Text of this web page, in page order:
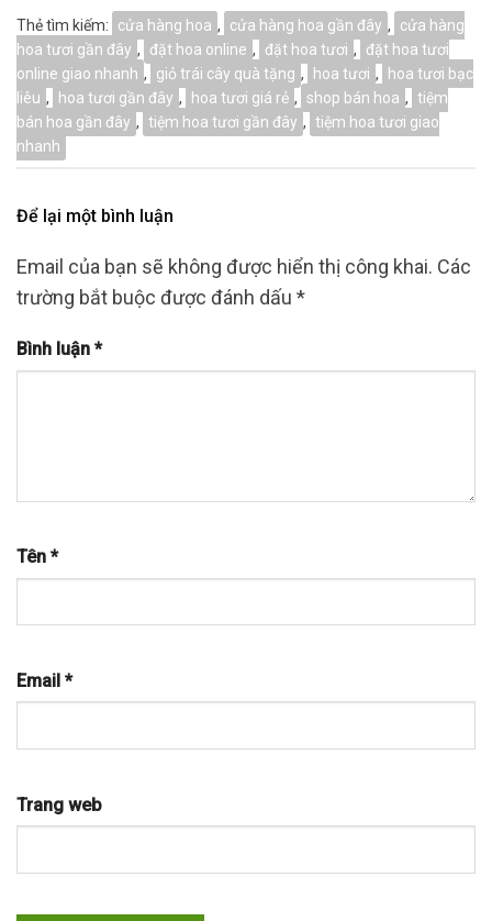
Thẻ tìm kiếm:
cửa hàng hoa , cửa hàng hoa gần đây ,
cửa hàng
hoa tươi gần đây , đặt hoa online , đặt hoa tươi ,
đặt hoa tươi
online giao nhanh , giỏ trái cây quà tặng , hoa tươi ,
hoa tươi bạc
liêu , hoa tươi gần đây , hoa tươi giá rẻ , shop bán hoa , tiệm
bán hoa gần đây , tiệm hoa tươi gần đây , tiệm hoa tươi giao
nhanh
Để lại một bình luận
Email của bạn sẽ không được hiển thị công khai. Các
trường bắt buộc được đánh dấu *
Bình luận *
Tên *
Email *
Trang web